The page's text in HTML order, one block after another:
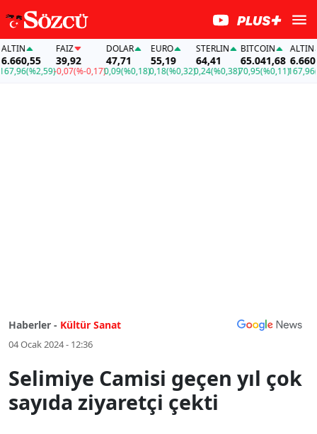
(%2,59)
39,92
-0,07(%-0,17)
DOLAR
47,71
0,09(%0,18)
EURO
55,19
0,18(%0,32)
STERLIN
64,41
0,24(%0,38)
BITCOIN
65.041,68
70,95(%0,11)
ALTIN
6.660,55
167,96
Haberler - Kültür Sanat
04 Ocak 2024 - 12:36
Selimiye Camisi geçen yıl çok
sayıda ziyaretçi çekti